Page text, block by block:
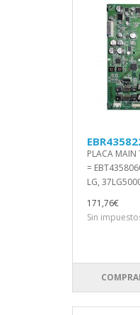
PLACA MAIN
=
LG,
171,76€
Sin